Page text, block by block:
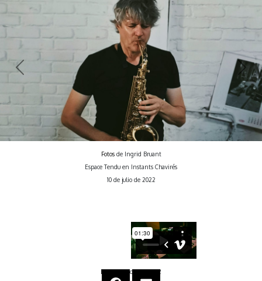
Previous Next
Fotosde Ingrid Bruant
Espace Tendu en Instants Chavirés
10 de julio de 2022
EspaceTendu en el 102